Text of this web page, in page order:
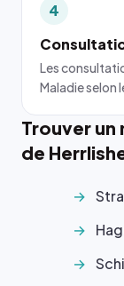
4
Les
Maladie selon
Trouver
de